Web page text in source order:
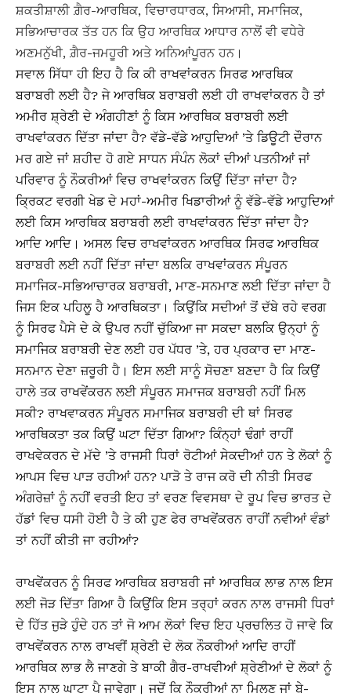
ਸ਼ਕਤੀਸ਼ਾਲੀ ਗ਼ੈਰ-ਆਰਥਿਕ, ਵਿਚਾਰਧਾਰਕ, ਸਿਆਸੀ, ਸਮਾਜਿਕ,
ਸਭਿਆਚਾਰਕ ਤੱਤ ਹਨ ਕਿ ਉਹ ਆਰਥਿਕ ਆਧਾਰ ਨਾਲੋਂ ਵੀ ਵਧੇਰੇ
ਅਣਮਨੁੱਖੀ, ਗ਼ੈਰ-ਜਮਹੂਰੀ ਅਤੇ ਅਨਿਆਂਪੂਰਨ ਹਨ।
ਸਵਾਲ ਸਿੱਧਾ ਹੀ ਇਹ ਹੈ ਕਿ ਕੀ ਰਾਖਵਾਂਕਰਨ ਸਿਰਫ ਆਰਥਿਕ
ਬਰਾਬਰੀ ਲਈ ਹੈ? ਜੇ ਆਰਥਿਕ ਬਰਾਬਰੀ ਲਈ ਹੀ ਰਾਖਵਾਂਕਰਨ ਹੈ ਤਾਂ
ਅਮੀਰ ਸ਼੍ਰੇਣੀ ਦੇ ਅੰਗਹੀਣਾਂ ਨੂੰ ਕਿਸ ਆਰਥਿਕ ਬਰਾਬਰੀ ਲਈ
ਰਾਖਵਾਂਕਰਨ ਦਿੱਤਾ ਜਾਂਦਾ ਹੈ? ਵੱਡੇ-ਵੱਡੇ ਆਹੁਦਿਆਂ ’ਤੇ ਡਿਊਟੀ ਦੌਰਾਨ
ਮਰ ਗਏ ਜਾਂ ਸ਼ਹੀਦ ਹੋ ਗਏ ਸਾਧਨ ਸੰਪੰਨ ਲੋਕਾਂ ਦੀਆਂ ਪਤਨੀਆਂ ਜਾਂ
ਪਰਿਵਾਰ ਨੂੰ ਨੌਕਰੀਆਂ ਵਿਚ ਰਾਖਵਾਂਕਰਨ ਕਿਉਂ ਦਿੱਤਾ ਜਾਂਦਾ ਹੈ?
ਕ੍ਰਿਕਟ ਵਰਗੀ ਖੇਡ ਦੇ ਮਹਾਂ-ਅਮੀਰ ਖਿਡਾਰੀਆਂ ਨੂੰ ਵੱਡੇ-ਵੱਡੇ ਆਹੁਦਿਆਂ
ਲਈ ਕਿਸ ਆਰਥਿਕ ਬਰਾਬਰੀ ਲਈ ਰਾਖਵਾਂਕਰਨ ਦਿੱਤਾ ਜਾਂਦਾ ਹੈ?
ਆਦਿ ਆਦਿ। ਅਸਲ ਵਿਚ ਰਾਖਵਾਂਕਰਨ ਆਰਥਿਕ ਸਿਰਫ ਆਰਥਿਕ
ਬਰਾਬਰੀ ਲਈ ਨਹੀਂ ਦਿੱਤਾ ਜਾਂਦਾ ਬਲਕਿ ਰਾਖਵਾਂਕਰਨ ਸੰਪੂਰਨ
ਸਮਾਜਿਕ-ਸਭਿਆਚਾਰਕ ਬਰਾਬਰੀ, ਮਾਣ-ਸਨਮਾਣ ਲਈ ਦਿੱਤਾ ਜਾਂਦਾ ਹੈ
ਜਿਸ ਇਕ ਪਹਿਲੂ ਹੈ ਆਰਥਿਕਤਾ। ਕਿਉਂਕਿ ਸਦੀਆਂ ਤੋਂ ਦੱਬੇ ਰਹੇ ਵਰਗ
ਨੂੰ ਸਿਰਫ ਪੈਸੇ ਦੇ ਕੇ ਉਪਰ ਨਹੀਂ ਚੁੱਕਿਆ ਜਾ ਸਕਦਾ ਬਲਕਿ ਉਨ੍ਹਾਂ ਨੂੰ
ਸਮਾਜਿਕ ਬਰਾਬਰੀ ਦੇਣ ਲਈ ਹਰ ਪੱਧਰ ’ਤੇ, ਹਰ ਪ੍ਰਕਾਰ ਦਾ ਮਾਣ-
ਸਨਮਾਨ ਦੇਣਾ ਜ਼ਰੂਰੀ ਹੈ। ਇਸ ਲਈ ਸਾਨੂੰ ਸੋਚਣਾ ਬਣਦਾ ਹੈ ਕਿ ਕਿਉਂ
ਹਾਲੇ ਤਕ ਰਾਖਵੇਂਕਰਨ ਲਈ ਸੰਪੂਰਨ ਸਮਾਜਕ ਬਰਾਬਰੀ ਨਹੀਂ ਮਿਲ
ਸਕੀ? ਰਾਖਵਾਕਰਨ ਸੰਪੂਰਨ ਸਮਾਜਿਕ ਬਰਾਬਰੀ ਦੀ ਥਾਂ ਸਿਰਫ
ਆਰਥਿਕਤਾ ਤਕ ਕਿਉਂ ਘਟਾ ਦਿੱਤਾ ਗਿਆ? ਕਿੰਨ੍ਹਾਂ ਢੰਗਾਂ ਰਾਹੀਂ
ਰਾਖਵੇਕਰਨ ਦੇ ਮੱਦੇ ’ਤੇ ਰਾਜਸੀ ਧਿਰਾਂ ਰੋਟੀਆਂ ਸੇਕਦੀਆਂ ਹਨ ਤੇ ਲੋਕਾਂ ਨੂੰ
ਆਪਸ ਵਿਚ ਪਾੜ ਰਹੀਆਂ ਹਨ? ਪਾੜੋ ਤੇ ਰਾਜ ਕਰੋ ਦੀ ਨੀਤੀ ਸਿਰਫ
ਅੰਗਰੇਜ਼ਾਂ ਨੂੰ ਨਹੀਂ ਵਰਤੀ ਇਹ ਤਾਂ ਵਰਣ ਵਿਵਸਥਾ ਦੇ ਰੂਪ ਵਿਚ ਭਾਰਤ ਦੇ
ਹੱਡਾਂ ਵਿਚ ਧਸੀ ਹੋਈ ਹੈ ਤੇ ਕੀ ਹੁਣ ਫੇਰ ਰਾਖਵੇਂਕਰਨ ਰਾਹੀਂ ਨਵੀਆਂ ਵੰਡਾਂ
ਤਾਂ ਨਹੀਂ ਕੀਤੀ ਜਾ ਰਹੀਆਂ?
ਰਾਖਵੇਂਕਰਨ ਨੂੰ ਸਿਰਫ ਆਰਥਿਕ ਬਰਾਬਰੀ ਜਾਂ ਆਰਥਿਕ ਲਾਭ ਨਾਲ ਇਸ
ਲਈ ਜੋੜ ਦਿੱਤਾ ਗਿਆ ਹੈ ਕਿਉਂਕਿ ਇਸ ਤਰ੍ਹਾਂ ਕਰਨ ਨਾਲ ਰਾਜਸੀ ਧਿਰਾਂ
ਦੇ ਹਿੱਤ ਜੁੜੇ ਹੁੰਦੇ ਹਨ ਤਾਂ ਜੋ ਆਮ ਲੋਕਾਂ ਵਿਚ ਇਹ ਪ੍ਰਚਲਿਤ ਹੋ ਜਾਵੇ ਕਿ
ਰਾਖਵੇਂਕਰਨ ਨਾਲ ਰਾਖਵੀਂ ਸ਼੍ਰੇਣੀ ਦੇ ਲੋਕ ਨੌਕਰੀਆਂ ਆਦਿ ਰਾਹੀਂ
ਆਰਥਿਕ ਲਾਭ ਲੈ ਜਾਣਗੇ ਤੇ ਬਾਕੀ ਗੈਰ-ਰਾਖਵੀਆਂ ਸ਼੍ਰੇਣੀਆਂ ਦੇ ਲੋਕਾਂ ਨੂੰ
ਇਸ ਨਾਲ ਘਾਟਾ ਪੈ ਜਾਵੇਗਾ। ਜਦੋਂ ਕਿ ਨੌਕਰੀਆਂ ਨਾ ਮਿਲਣ ਜਾਂ ਬੇ-